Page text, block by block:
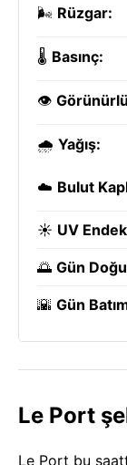
🌬️ Rüzgar:
🌡️ Basınç:
👁️
🌧️ Yağış:
☁️ Bulut
☀️ UV
🌅 Gün
🌇 Gün
Le Port
Le Port bu